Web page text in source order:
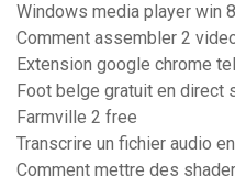
Windows media player win 8
Comment assembler 2
Extension google chrome
Foot belge gratuit en direct
Farmville 2 free
Transcrire un fichier audio
Comment mettre des